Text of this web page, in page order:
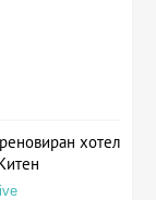
хотел